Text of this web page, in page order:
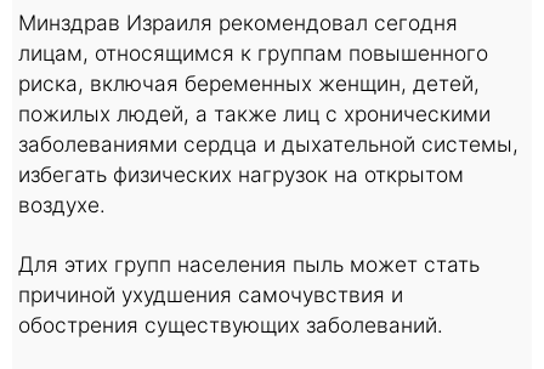
Минздрав Израиля рекомендовал сегодня
лицам, относящимся к группам повышенного
риска, включая беременных женщин, детей,
пожилых людей, а также лиц с хроническими
заболеваниями сердца и дыхательной системы,
избегать физических нагрузок на открытом
воздухе.
Для этих групп населения пыль может стать
причиной ухудшения самочувствия и
обострения существующих заболеваний.